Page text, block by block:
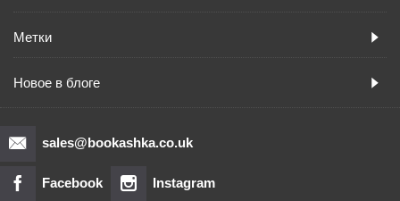
Метки
Новое в блоге
sales@bookashka.co.uk
Facebook Instagram